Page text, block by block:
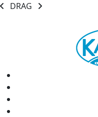
DRAG